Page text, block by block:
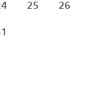
25 26